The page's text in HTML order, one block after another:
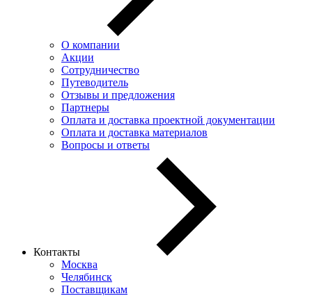
О компании
Акции
Сотрудничество
Путеводитель
Отзывы и предложения
Партнеры
Оплата и доставка проектной документации
Оплата и доставка материалов
Вопросы и ответы
Контакты
Москва
Челябинск
Поставщикам